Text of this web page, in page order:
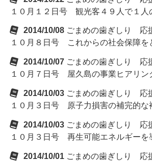
１０月１２日号 観光客４９人で１人
2014/10/08 ごまめの歯ぎしり 応
１０月８日号 これからの社会保障を
2014/10/07 ごまめの歯ぎしり 応
１０月７日号 屋久島の事業ヒアリン
2014/10/03 ごまめの歯ぎしり 応
１０月３日号 原子力損害の補完的な
2014/10/03 ごまめの歯ぎしり 応
１０月３日号 再生可能エネルギーを
2014/10/01 ごまめの歯ぎしり 応